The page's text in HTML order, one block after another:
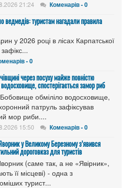
21:24 Коменарів - 0
ведмедів: туристам нагадали правила
у 2026 році в лісах Карпатської
- 0
через посуху майже повністю
спостерігається замор риб
обміліло водосховище,
патруль зафіксував
мор риби....
15:50 Коменарів - 0
у Великому Березному з’явився
дороговказ для туристів
(саме так, а не «Явірник»,
її місцеві) - одна з
турист...